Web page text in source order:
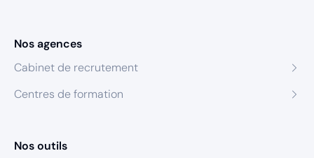
Nos agences
Cabinet de recrutement
Centres de formation
Nos outils